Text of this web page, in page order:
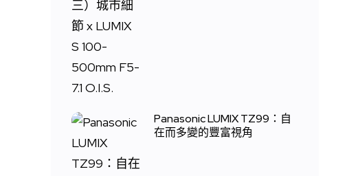
Panasonic LUMIX TZ99：自
在而多變的豐富視角